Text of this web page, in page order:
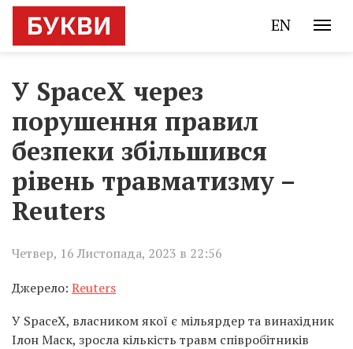
EN
У SpaceX через
порушення правил
безпеки збільшився
рівень травматизму –
Reuters
Четвер, 16 Листопада, 2023 в 22:56
Джерело: Reuters
У SpaceX, власником якої є мільярдер та винахідник
Ілон Маск, зросла кількість травм співробітників